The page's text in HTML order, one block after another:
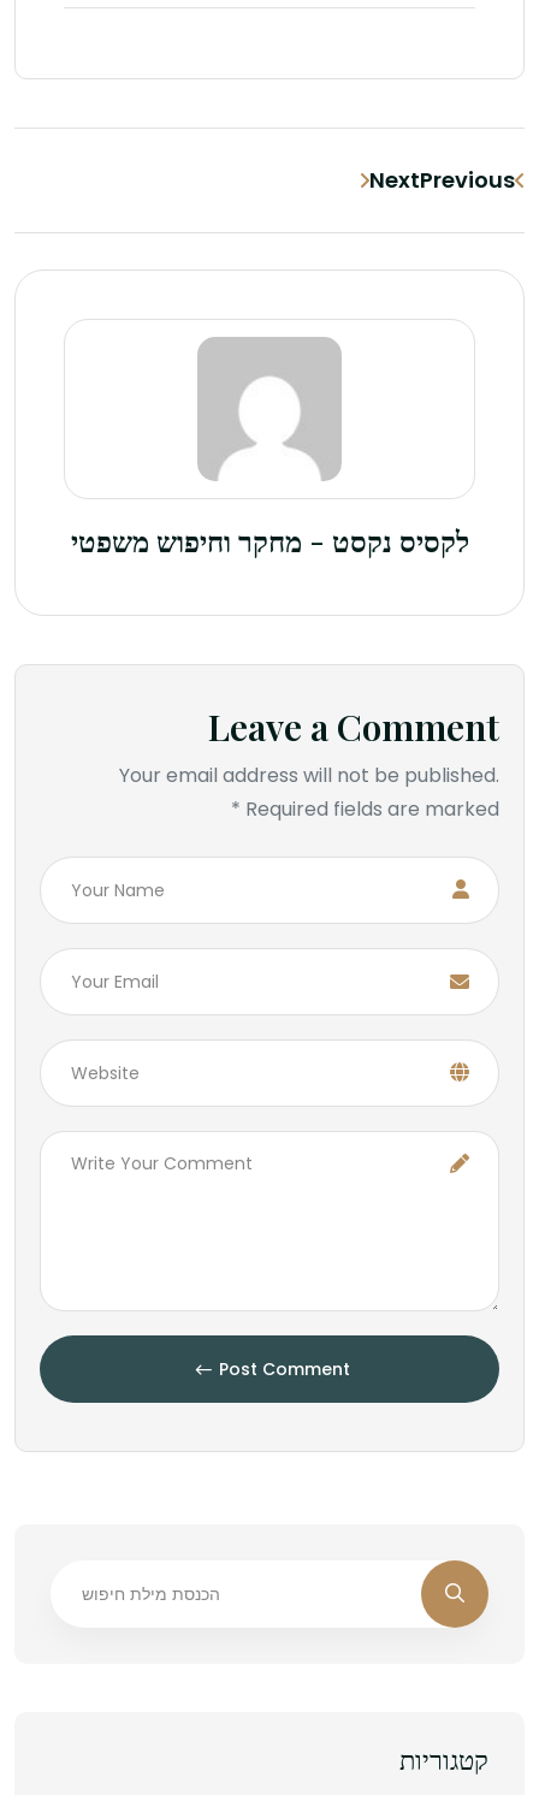
Previous
Next
לקסיס נקסט - מחקר וחיפוש משפטי
Leave a Comment
Your email address will not be published.
Required fields are marked *
Post Comment
קטגוריות